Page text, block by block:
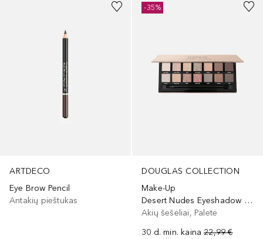
ARTDECO
Eye Brow Pencil
Antakių pieštukas
DOUGLAS COLLECTION
Make-Up
Desert Nudes Eyeshadow Palette
Akių šešėliai, Paletė
30 d. min. kaina 22,99 €
-35%